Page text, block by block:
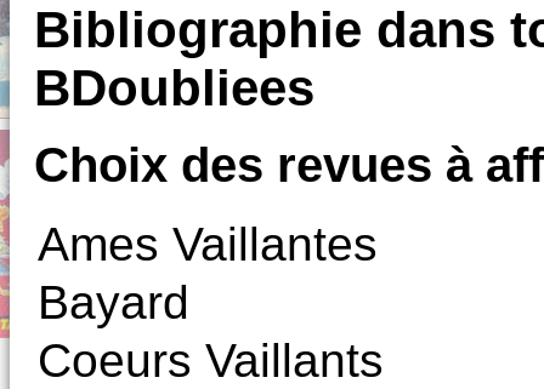
Bibliographie dans
BDoubliees
Choix des revues à
Ames Vaillantes
Bayard
Coeurs Vaillants